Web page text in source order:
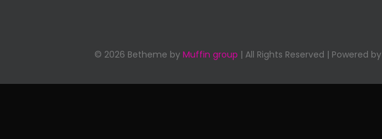
© 2026 Betheme by Muffin group | All Rights Reserved | Powered by